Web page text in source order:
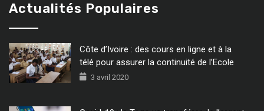
Actualités Populaires
Côte d’Ivoire : des cours en ligne et à la
télé pour assurer la continuité de l’Ecole
3 avril 2020